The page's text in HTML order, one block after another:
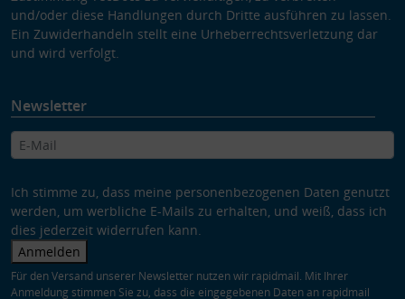
und/oder diese Handlungen durch Dritte ausführen zu lassen.
Ein Zuwiderhandeln stellt eine Urheberrechtsverletzung dar
und wird verfolgt.
Newsletter
Ich stimme zu, dass meine personenbezogenen Daten genutzt
werden, um werbliche E-Mails zu erhalten, und weiß, dass ich
dies jederzeit widerrufen kann.
Anmelden
Für den Versand unserer Newsletter nutzen wir rapidmail. Mit Ihrer
Anmeldung stimmen Sie zu, dass die eingegebenen Daten an rapidmail